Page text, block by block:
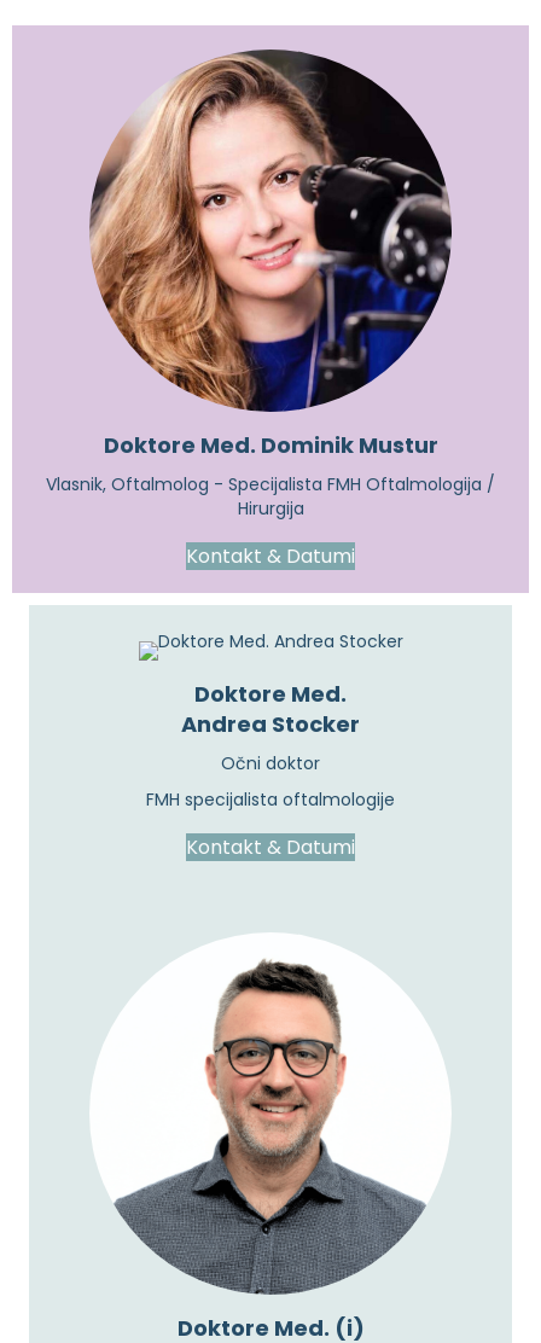
Doktore Med. Dominik Mustur
Vlasnik, Oftalmolog - Specijalista FMH Oftalmologija /
Hirurgija
Kontakt & Datumi
Doktore Med.
Andrea Stocker
Očni doktor
FMH specijalista oftalmologije
Kontakt & Datumi
Doktore Med. (i)